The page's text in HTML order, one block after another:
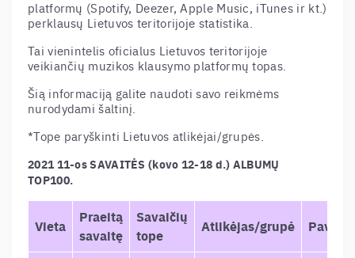
platformų (Spotify, Deezer, Apple Music, iTunes ir kt.)
perklausų Lietuvos teritorijoje statistika.
Tai vienintelis oficialus Lietuvos teritorijoje
veikiančių muzikos klausymo platformų topas.
Šią informaciją galite naudoti savo reikmėms
nurodydami šaltinį.
*Tope paryškinti Lietuvos atlikėjai/grupės.
2021 11-os SAVAITĖS (kovo 12-18 d.) ALBUMŲ
TOP100.
Vieta
Praeitą
savaitę
Savaičių
tope
Atlikėjas/grupė